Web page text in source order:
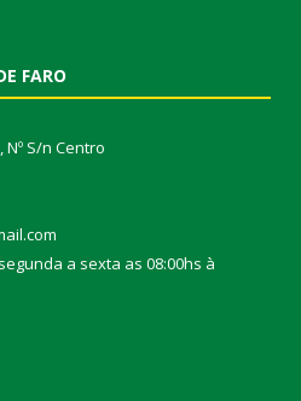
FARO
S/n Centro
a sexta as 08:00hs à